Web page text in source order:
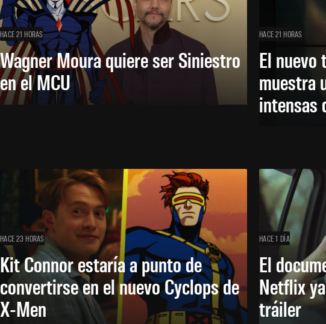
HACE 21 HORAS
Wagner Moura quiere ser Siniestro
en el MCU
HACE 21 HORAS
El
muestra
intensas
HACE 23 HORAS
Kit Connor estaría a punto de
convertirse en el nuevo Cyclops de
X-Men
HACE 1 DÍA
El
Netflix
tráiler